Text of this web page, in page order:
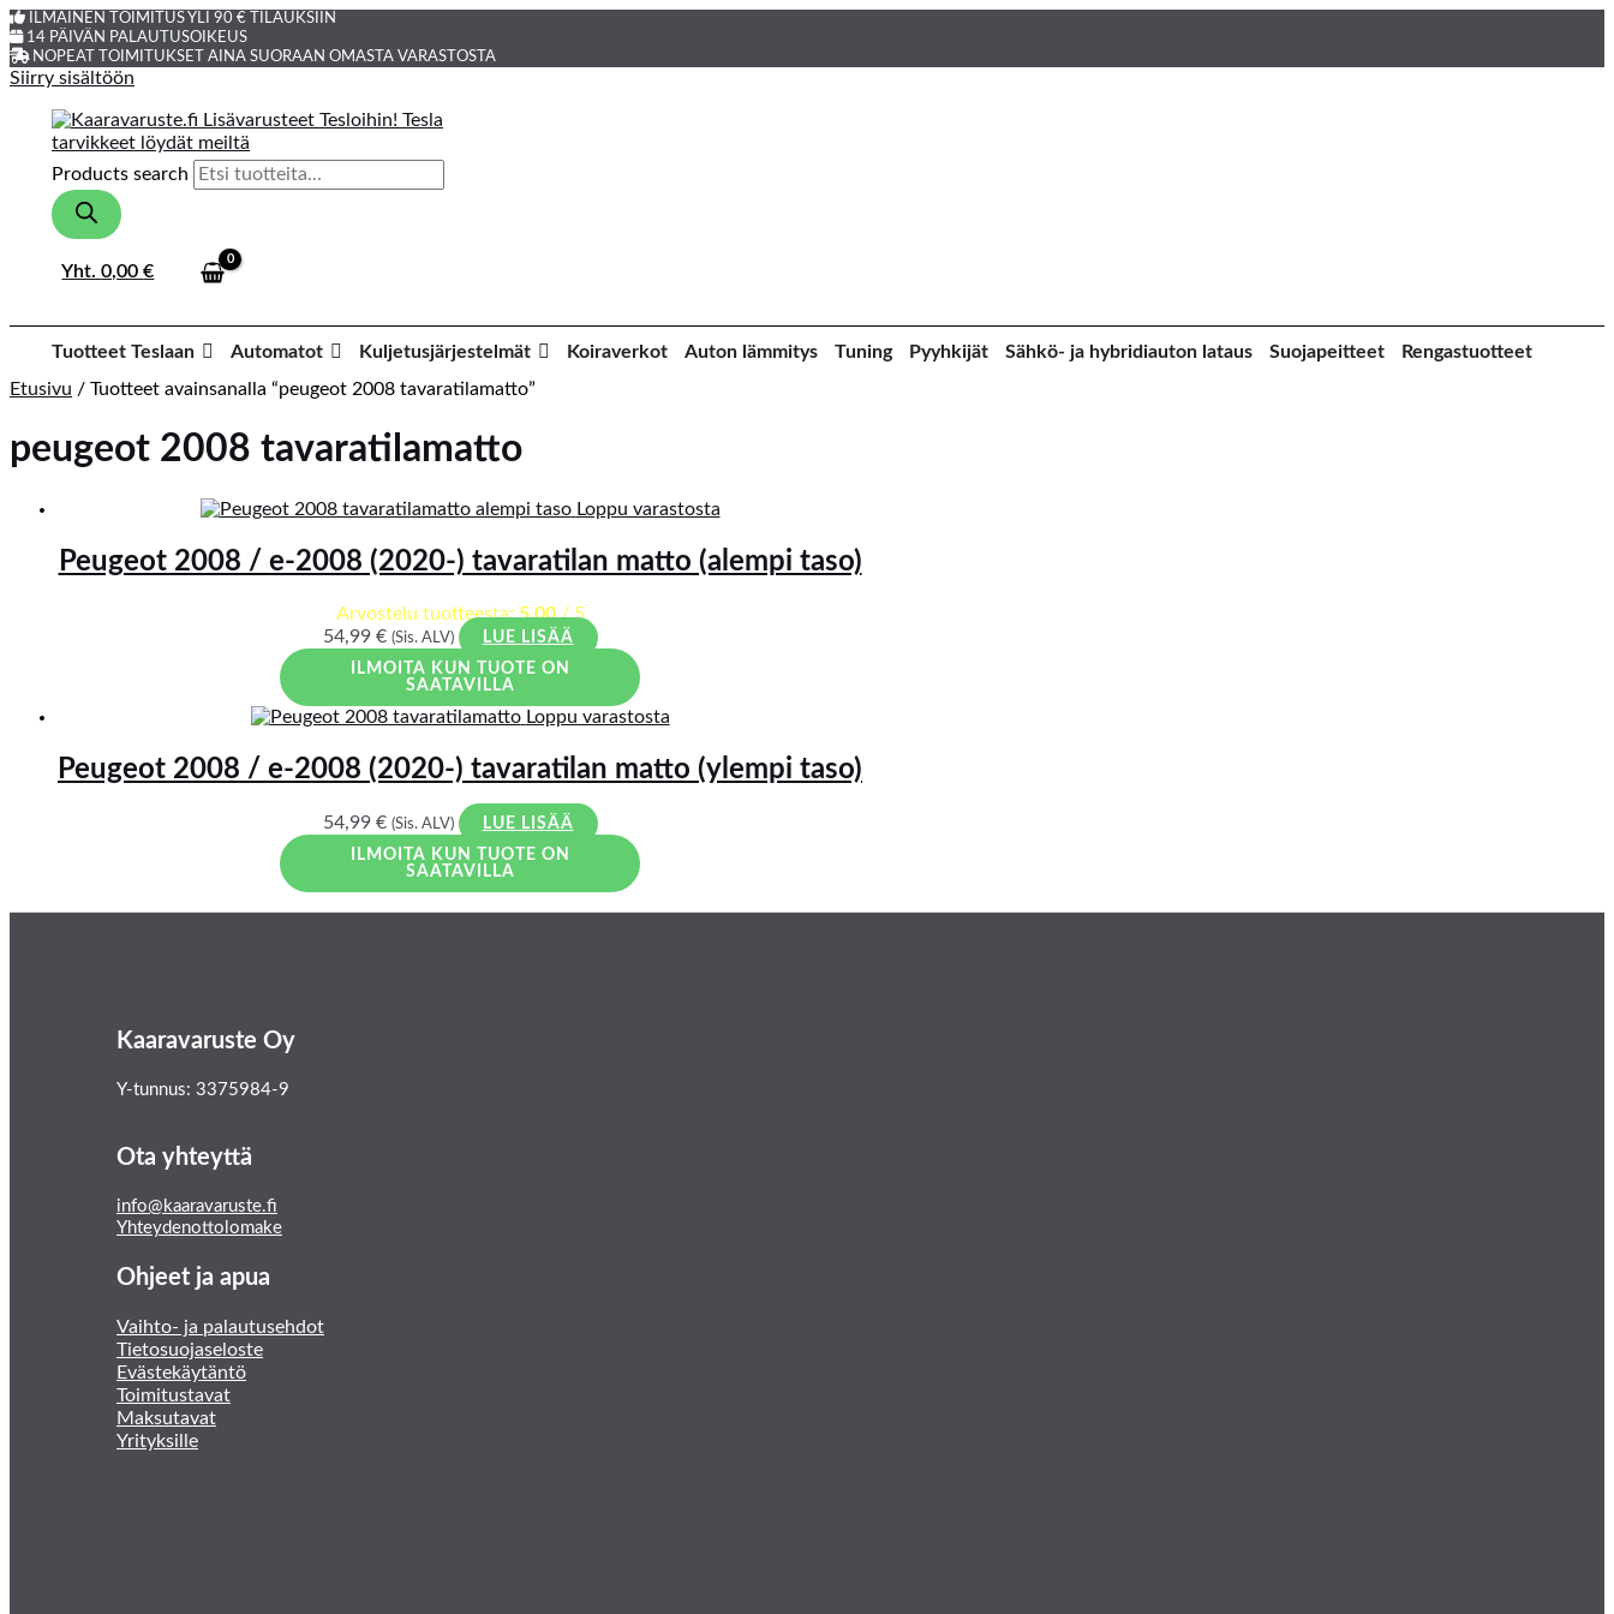
ILMAINEN TOIMITUS YLI 90 € TILAUKSIIN
14 PÄIVÄN PALAUTUSOIKEUS
NOPEAT TOIMITUKSET AINA SUORAAN OMASTA VARASTOSTA
Siirry sisältöön
Products search
Yht.0,00€
Tuotteet Teslaan Automatot Kuljetusjärjestelmät Koiraverkot Auton lämmitys Tuning Pyyhkijät Sähkö- ja hybridiauton lataus Suojapeitteet
Rengastuotteet
Etusivu / Tuotteet avainsanalla “peugeot 2008 tavaratilamatto”
peugeot 2008 tavaratilamatto
Loppu varastosta
Peugeot 2008 / e-2008 (2020-) tavaratilan matto (alempi taso)
Arvostelu tuotteesta:5.00/ 5
54,99 € (Sis. ALV)
LUE LISÄÄ
ILMOITA KUN TUOTE ON
SAATAVILLA
Loppu varastosta
Peugeot 2008 / e-2008 (2020-) tavaratilan matto (ylempi taso)
54,99 € (Sis. ALV)
LUE LISÄÄ
ILMOITA KUN TUOTE ON
SAATAVILLA
Kaaravaruste Oy
Y-tunnus: 3375984-9
Ota yhteyttä
info@kaaravaruste.fi
Yhteydenottolomake
Ohjeet ja apua
Vaihto- ja palautusehdot
Tietosuojaseloste
Evästekäytäntö
Toimitustavat
Maksutavat
Yrityksille